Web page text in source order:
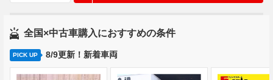
全国×中古車購入におすすめの条件
PICK UP 8/9更新！新着車両